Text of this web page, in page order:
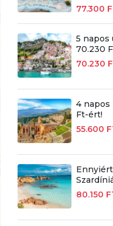
77.300
5 napos
70.230
70.230
4 napos
Ft-ért!
55.600
80.150